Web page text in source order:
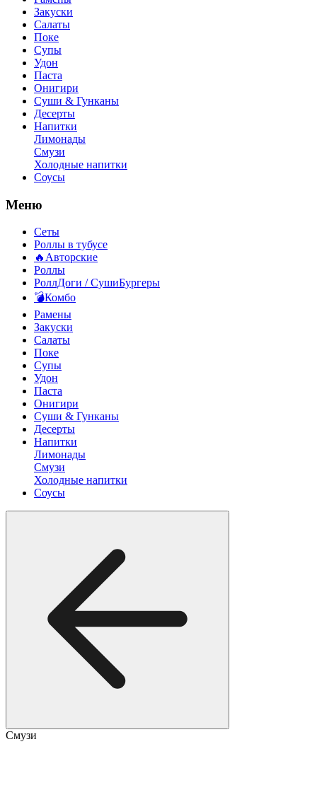
Закуски
Салаты
Поке
Супы
Удон
Паста
Онигири
Суши & Гунканы
Десерты
Напитки
Лимонады
Смузи
Холодные напитки
Соусы
Меню
Сеты
Роллы в тубусе
🔥Авторские
Роллы
РоллДоги / СушиБургеры
💣Комбо
Рамены
Закуски
Салаты
Поке
Супы
Удон
Паста
Онигири
Суши & Гунканы
Десерты
Напитки
Лимонады
Смузи
Холодные напитки
Соусы
Смузи